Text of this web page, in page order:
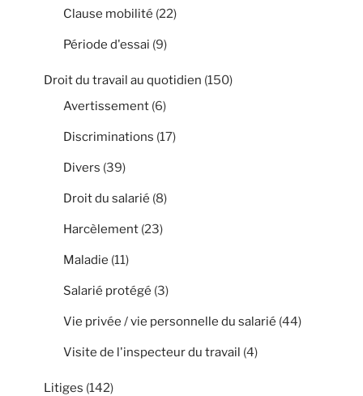
Clause mobilité (22)
Période d'essai (9)
Droit du travail au quotidien (150)
Avertissement (6)
Discriminations (17)
Divers (39)
Droit du salarié (8)
Harcèlement (23)
Maladie (11)
Salarié protégé (3)
Vie privée / vie personnelle du salarié (44)
Visite de l'inspecteur du travail (4)
Litiges (142)